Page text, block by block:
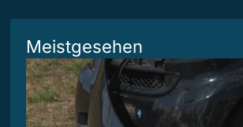
Meistgesehen